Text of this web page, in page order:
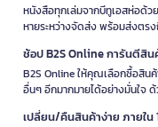
หนังสือทุกเล่มจากบีทูเอสห่อด้ว
หายระหว่างจัดส่ง พร้อมส่งต
ช้อป B2S Online การันตีสิน
B2S Online ให้คุณเลือกซื้อสินค้
อื่นๆ อีกมากมายได้อย่างมั่นใจ
เปลี่ยน/คืนสินค้าง่าย ภายใน